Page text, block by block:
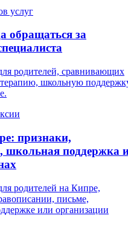
услуг
обращаться за
родителей, сравнивающих
школьную
признаки,
школьная поддержка
родителей на Кипре,
письме,
или организации